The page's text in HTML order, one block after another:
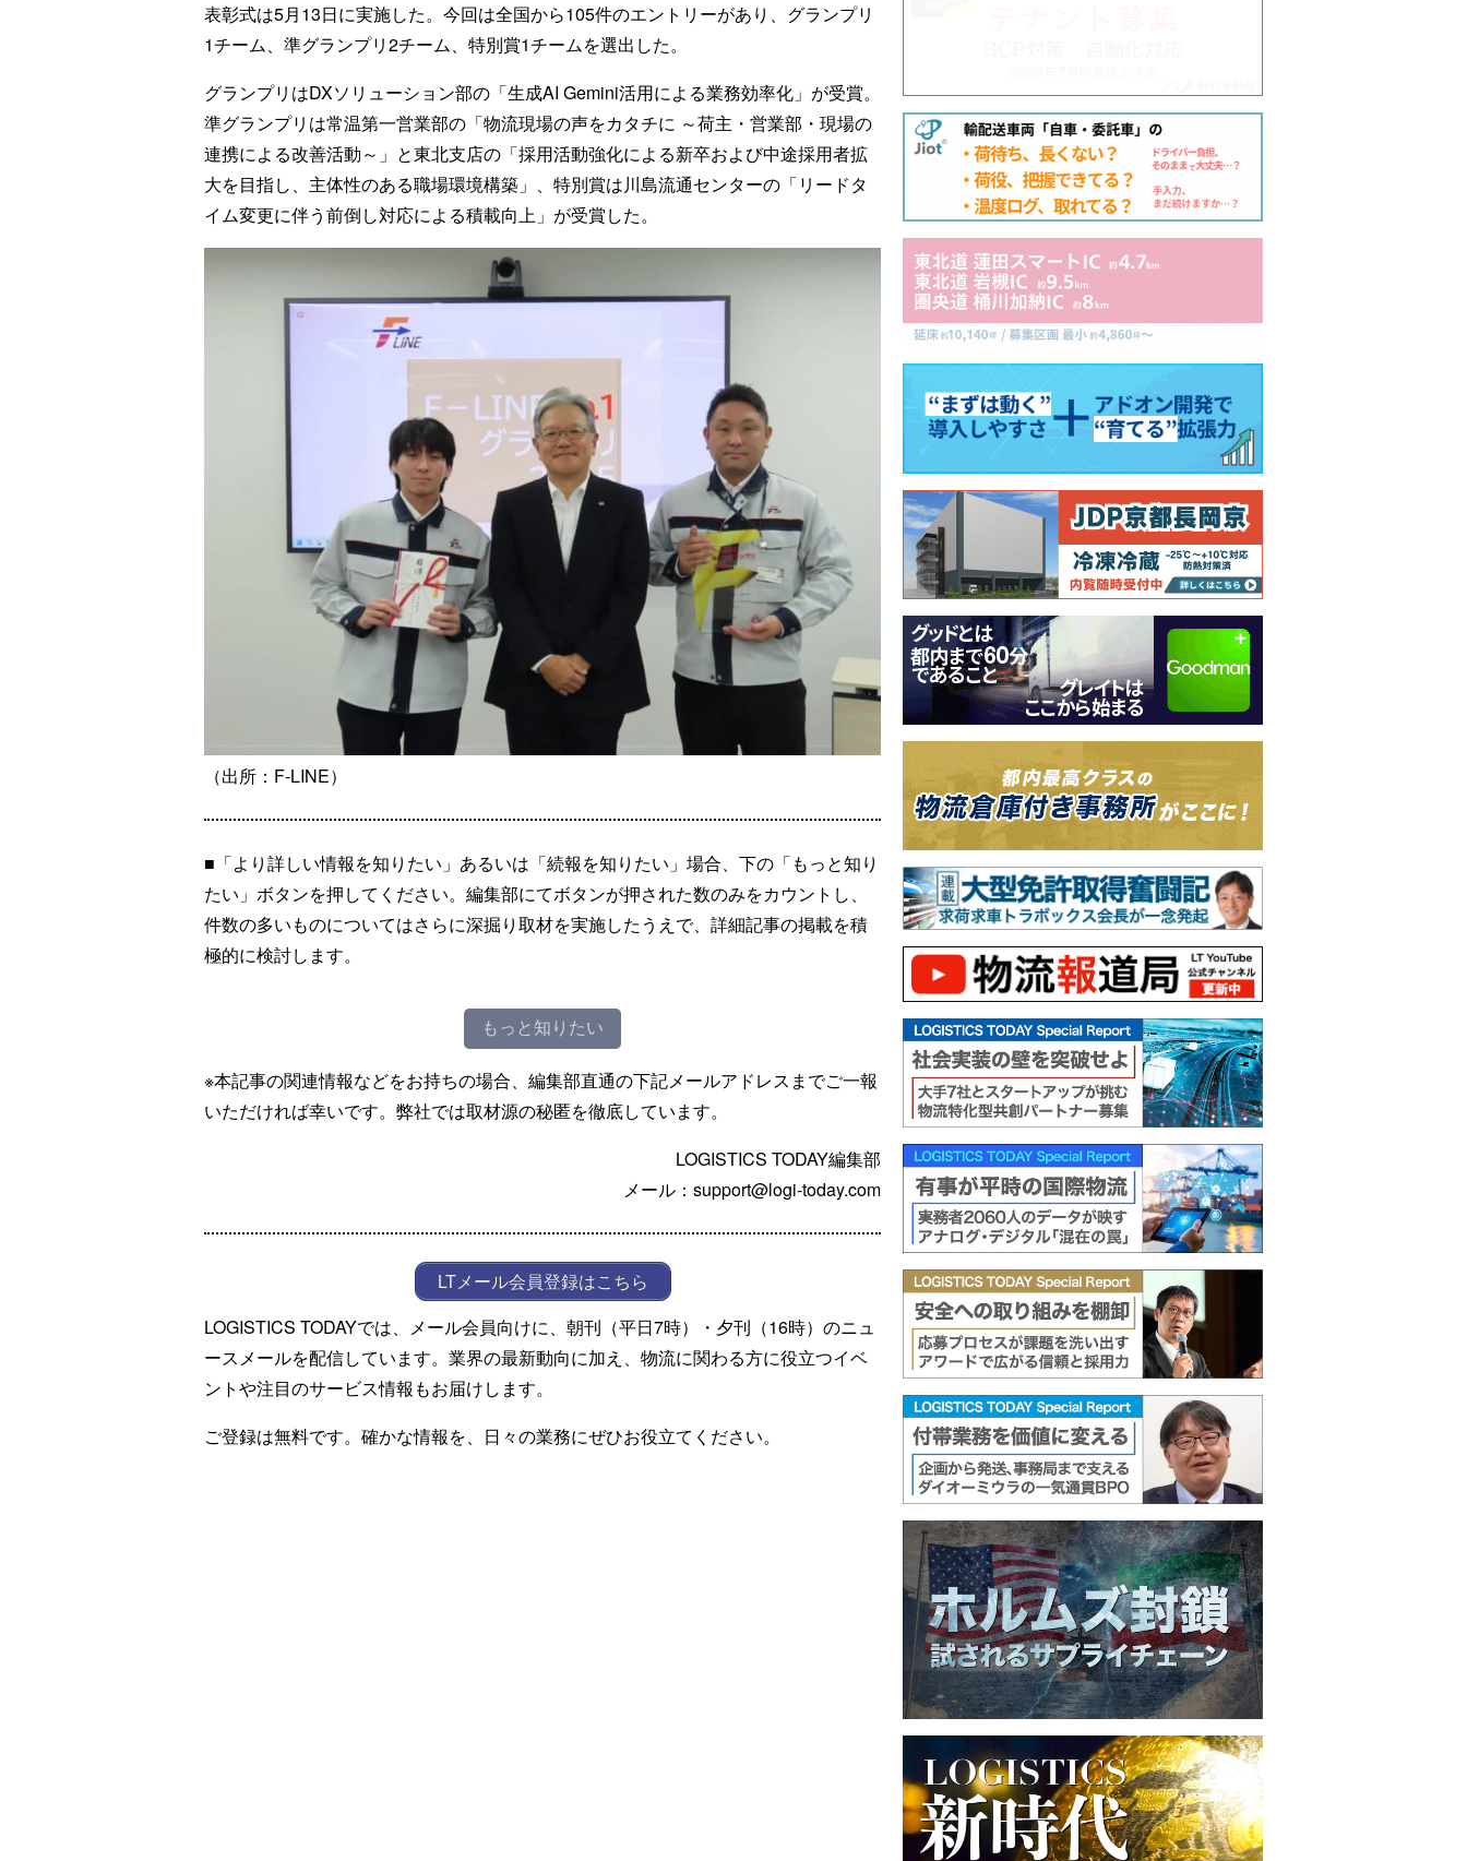
表彰式は5月13日に実施した。今回は全国から105件のエントリーがあり、グランプリ
1チーム、準グランプリ2チーム、特別賞1チームを選出した。
グランプリはDXソリューション部の「生成AI Gemini活用による業務効率化」が受賞。
準グランプリは常温第一営業部の「物流現場の声をカタチに ～荷主・営業部・現場の
連携による改善活動～」と東北支店の「採用活動強化による新卒および中途採用者拡
大を目指し、主体性のある職場環境構築」、特別賞は川島流通センターの「リードタ
イム変更に伴う前倒し対応による積載向上」が受賞した。
（出所：F-LINE）
■「より詳しい情報を知りたい」あるいは「続報を知りたい」場合、下の「もっと知り
たい」ボタンを押してください。編集部にてボタンが押された数のみをカウントし、
件数の多いものについてはさらに深掘り取材を実施したうえで、詳細記事の掲載を積
極的に検討します。
もっと知りたい
※本記事の関連情報などをお持ちの場合、編集部直通の下記メールアドレスまでご一報
いただければ幸いです。弊社では取材源の秘匿を徹底しています。
LOGISTICS TODAY編集部
メール：support@logi-today.com
LTメール会員登録はこちら
LOGISTICS TODAYでは、メール会員向けに、朝刊（平日7時）・夕刊（16時）のニュ
ースメールを配信しています。業界の最新動向に加え、物流に関わる方に役立つイベ
ントや注目のサービス情報もお届けします。
ご登録は無料です。確かな情報を、日々の業務にぜひお役立てください。